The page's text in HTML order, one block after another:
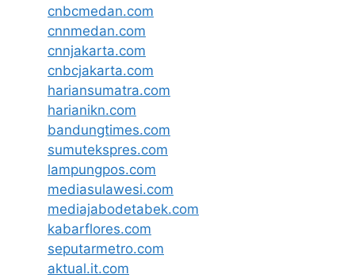
cnbcmedan.com
cnnmedan.com
cnnjakarta.com
cnbcjakarta.com
hariansumatra.com
harianikn.com
bandungtimes.com
sumutekspres.com
lampungpos.com
mediasulawesi.com
mediajabodetabek.com
kabarflores.com
seputarmetro.com
aktual.it.com